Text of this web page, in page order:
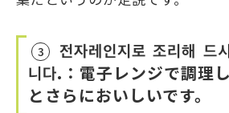
3
전자레인지로 조리해 드
니다.：電子レンジで調理
とさらにおいしいです。